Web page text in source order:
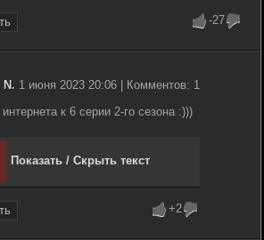
-27
N. 1 июня 2023 20:06 | Комментов: 1
к 6 серии 2-го сезона :)))
Показать / Скрыть текст
+2